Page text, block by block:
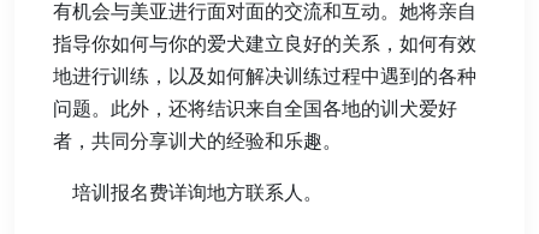
有机会与美亚进行面对面的交流和互动。她将亲自
指导你如何与你的爱犬建立良好的关系，如何有效
地进行训练，以及如何解决训练过程中遇到的各种
问题。此外，还将结识来自全国各地的训犬爱好
者，共同分享训犬的经验和乐趣。
培训报名费详询地方联系人。